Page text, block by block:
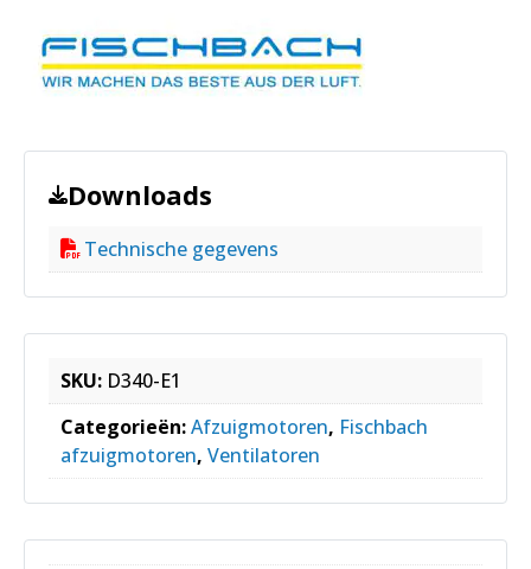
Downloads
Technische gegevens
SKU: D340-E1
Categorieën:Afzuigmotoren, Fischbach
afzuigmotoren, Ventilatoren